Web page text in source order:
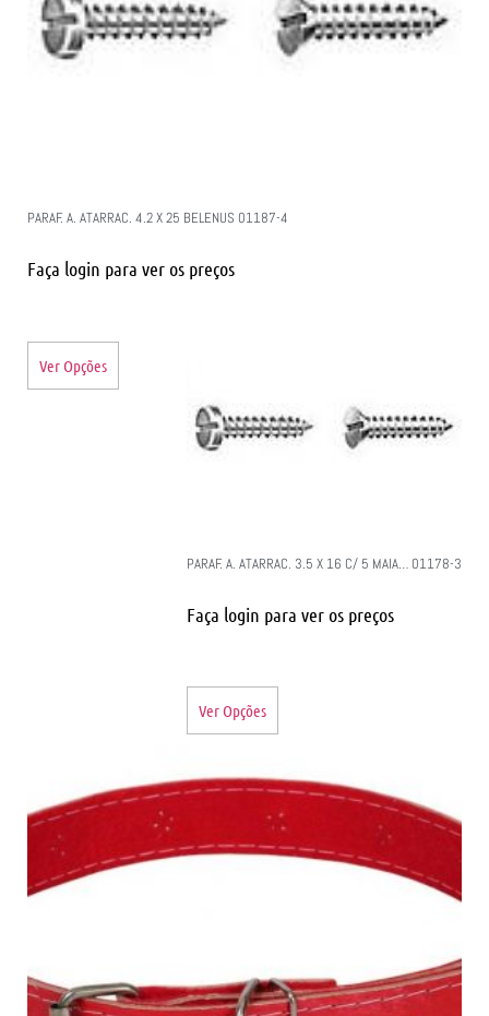
PARAF. A. ATARRAC. 4.2 X 25 BELENUS 01187-4
Faça login para ver os preços
Ver Opções
PARAF. A. ATARRAC. 3.5 X 16 C/ 5 MAIA… 01178-3
Faça login para ver os preços
Ver Opções